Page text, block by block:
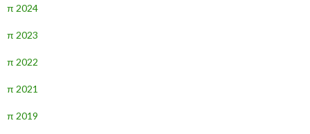
π 2024
π 2023
π 2022
π 2021
π 2019